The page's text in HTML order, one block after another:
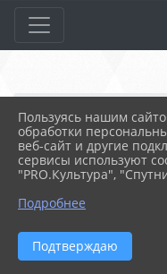
Главная
06.04.2026 08:01
Пользуясь нашим
обработки
веб-сайт и другие
сервисы используют
"PRO.Культура",
Подробнее
Подтверждаю